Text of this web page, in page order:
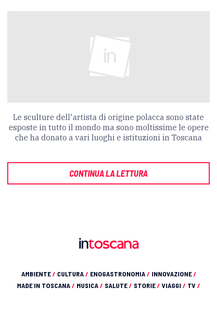
Le sculture dell'artista di origine polacca sono state
esposte in tutto il mondo ma sono moltissime le opere
che ha donato a vari luoghi e istituzioni in Toscana
CONTINUA LA LETTURA
AMBIENTE/ CULTURA/ ENOGASTRONOMIA/ INNOVAZIONE/
MADE IN TOSCANA/ MUSICA/ SALUTE/ STORIE/ VIAGGI / TV /